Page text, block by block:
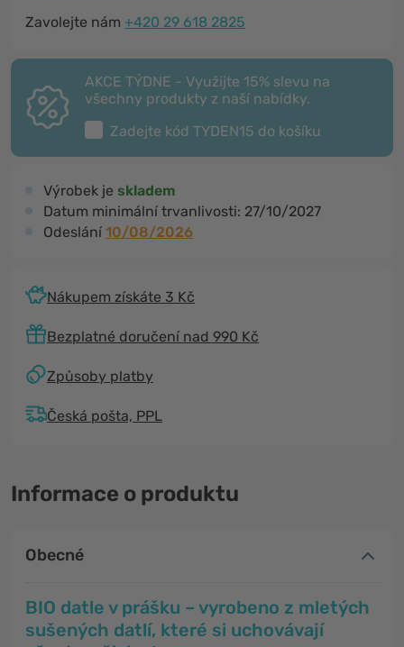
Zavolejte nám +420 29 618 2825
AKCE TÝDNE - Využijte 15% slevu na
všechny produkty z naší nabídky.
Zadejte kód TYDEN15 do košíku
Výrobek je skladem
Datum minimální trvanlivosti: 27/10/2027
Odeslání10/08/2026
Nákupem získáte 3 Kč
Bezplatné doručení nad 990 Kč
Způsoby platby
Česká pošta, PPL
Informace o produktu
Obecné
BIO datle v prášku – vyrobeno z mletých
sušených datlí, které si uchovávají